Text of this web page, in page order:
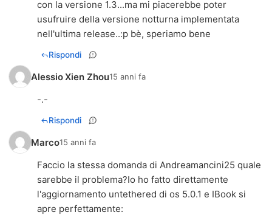
con la versione 1.3...ma mi piacerebbe poter
usufruire della versione notturna implementata
nell'ultima release..:p bè, speriamo bene
Rispondi
Alessio Xien Zhou15 anni fa
-.-
Rispondi
Marco15 anni fa
Faccio la stessa domanda di Andreamancini25 quale
sarebbe il problema?Io ho fatto direttamente
l'aggiornamento untethered di os 5.0.1 e IBook si
apre perfettamente: